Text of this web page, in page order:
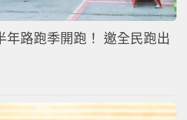
年路跑季開跑！ 邀全民跑出